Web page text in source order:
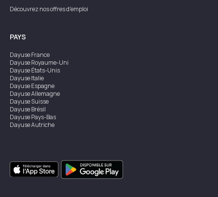
Découvrez nos offres d'emploi
PAYS
DayuseFrance
DayuseRoyaume-Uni
DayuseÉtats-Unis
DayuseItalie
DayuseEspagne
DayuseAllemagne
DayuseSuisse
DayuseBrésil
DayusePays-Bas
DayuseAutriche
DayuseSingapour
DayuseSuède
DayuseThaïlande